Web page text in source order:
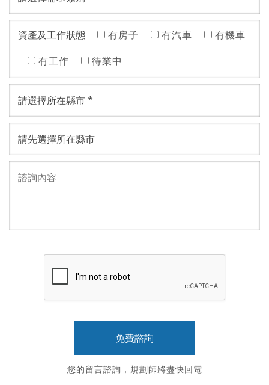
資產及工作狀態 有房子 有汽車
有機車
有工作
待業中
您的留言諮詢，規劃師將盡快回電